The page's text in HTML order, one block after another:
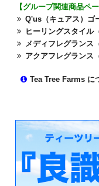
【グループ関連商品ペー
Q'us（キュアス）ゴ
ヒーリングスタイル
メディフレグランス
アクアフレグランス
Tea Tree Farms に